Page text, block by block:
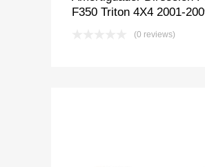
F350 Triton 4X4 2001-
(0 reviews)